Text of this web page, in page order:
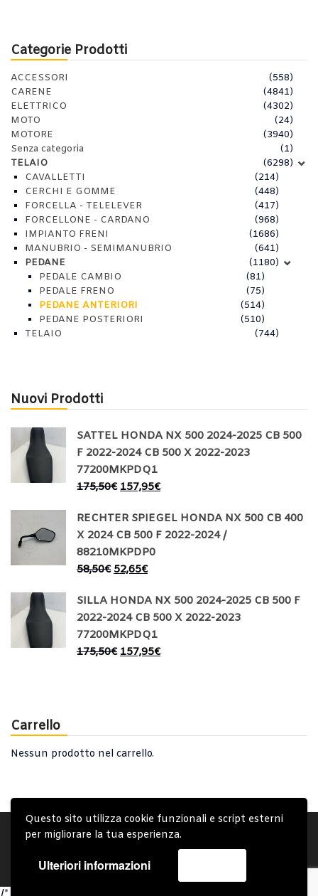
Questo sito utilizza cookie funzionali e script esterni
per migliorare la tua esperienza.
Ulteriori informazioni
Categorie Prodotti
ACCESSORI
(558)
CARENE
(4841)
ELETTRICO
(4302)
MOTO
(24)
MOTORE
(3940)
Senza categoria
(1)
TELAIO
(6298)
CAVALLETTI
(214)
CERCHI E GOMME
(448)
FORCELLA - TELELEVER
(417)
FORCELLONE - CARDANO
(968)
IMPIANTO FRENI
(1686)
MANUBRIO - SEMIMANUBRIO
(641)
PEDANE
(1180)
PEDALE CAMBIO
(81)
PEDALE FRENO
(75)
PEDANE ANTERIORI
(514)
PEDANE POSTERIORI
(510)
TELAIO
(744)
Nuovi Prodotti
SATTEL HONDA NX 500 2024-2025 CB 500
F 2022-2024 CB 500 X 2022-2023
77200MKPDQ1
175,50€ 157,95€
RECHTER SPIEGEL HONDA NX 500 CB 400
X 2024 CB 500 F 2022-2024 /
88210MKPDP0
58,50€ 52,65€
SILLA HONDA NX 500 2024-2025 CB 500 F
2022-2024 CB 500 X 2022-2023
77200MKPDQ1
175,50€ 157,95€
Carrello
Nessun prodotto nel carrello.
Account Condizioni Generali
Spedizione e Consegna
Copyright © 2019 - System Bike Srl - Design by TDsolutions